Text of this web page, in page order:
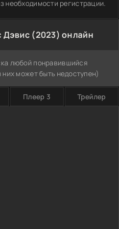
необходимости регистрации.
(2023) онлайн
любой понравившийся
них может быть недоступен)
Плеер 3 Трейлер